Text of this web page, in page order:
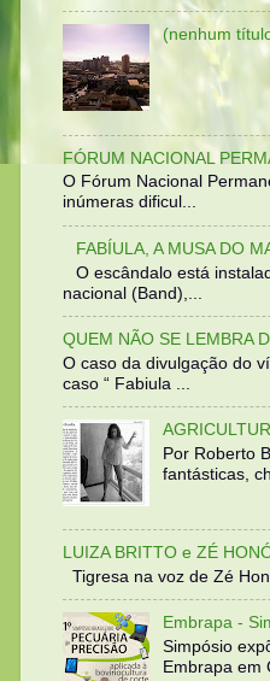
(nenhum
FÓRUM NACIONAL
O Fórum Nacional
inúmeras dificul...
FABÍULA, A MUSA DO
O escândalo está
nacional (Band),...
QUEM NÃO SE LEMBRA
O caso da divulgação do
caso “ Fabiula ...
Por Roberto
fantásticas,
LUIZA BRITTO e ZÉ
Tigresa na voz de Zé
Embrapa -
Simpósio
Embrapa em